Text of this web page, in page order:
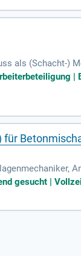
und gestalte die
als (Schacht-)
Berufseinsteiger|
gesucht |